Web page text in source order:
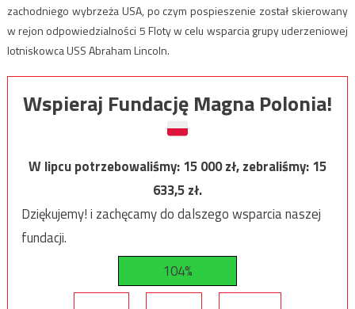
zachodniego wybrzeża USA, po czym pospieszenie został skierowany
w rejon odpowiedzialności 5 Floty w celu wsparcia grupy uderzeniowej
lotniskowca USS Abraham Lincoln.
Wspieraj Fundację Magna Polonia!
W lipcu potrzebowaliśmy:15 000zł, zebraliśmy:15
633,5zł.
Dziękujemy! i zachęcamy do dalszego wsparcia naszej
fundacji.
104%